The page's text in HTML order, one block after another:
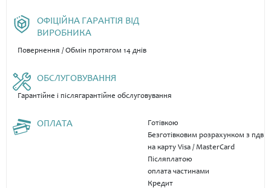
ОФІЦІЙНА ГАРАНТІЯ ВІД
ВИРОБНИКА
Повернення / Обмін протягом 14 днів
ОБСЛУГОВУВАННЯ
Гарантійне і післягарантійне обслуговування
ОПЛАТА
Готівкою
Безготівковим розрахунком з пдв
на карту Visa / MasterCard
Післяплатою
оплата частинами
Кредит